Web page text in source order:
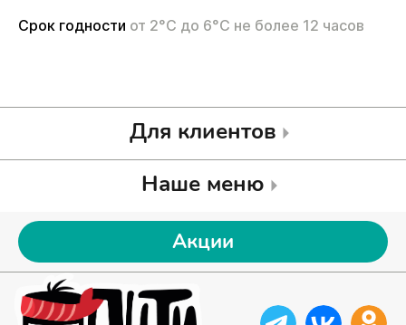
Срок годности от 2°С до 6°С не более 12 часов
Для клиентов
Наше меню
Акции